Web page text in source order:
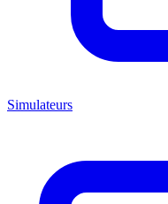
Simulateurs